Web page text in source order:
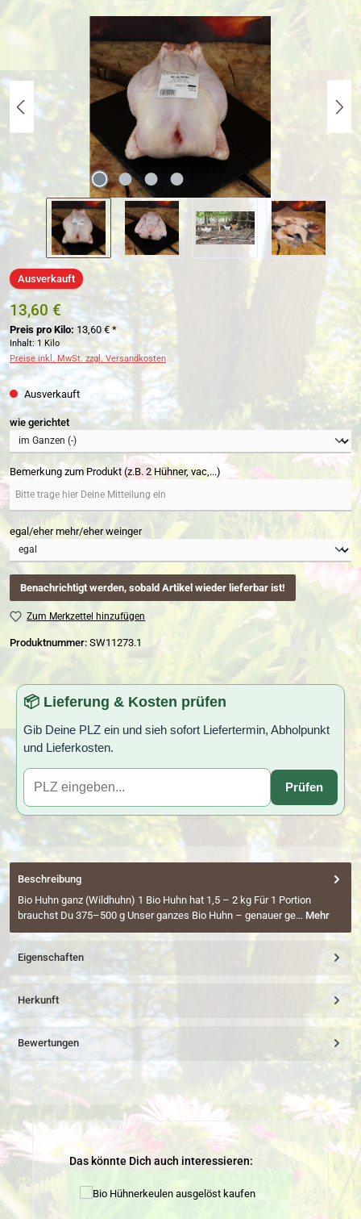
Ausverkauft
13,60 €
Preis pro Kilo: 13,60 € *
Inhalt: 1 Kilo
Preise inkl. MwSt. zzgl. Versandkosten
Ausverkauft
wie gerichtetauswählen
Bemerkung zum Produkt (z.B. 2 Hühner, vac,...)
egal/eher mehr/eher weinger
Benachrichtigt werden, sobald Artikel wieder lieferbar ist!
Zum Merkzettel hinzufügen
Produktnummer: SW11273.1
📦 Lieferung & Kosten prüfen
Gib Deine PLZ ein und sieh sofort Liefertermin, Abholpunkt
und Lieferkosten.
Prüfen
Beschreibung
Bio Huhn ganz (Wildhuhn) 1 Bio Huhn hat 1,5 – 2 kg Für 1 Portion
brauchst Du 375–500 g Unser ganzes Bio Huhn – genauer ge… Mehr
Eigenschaften
Herkunft
Bewertungen
Produktgalerie überspringen
Das könnte Dich auch interessieren: